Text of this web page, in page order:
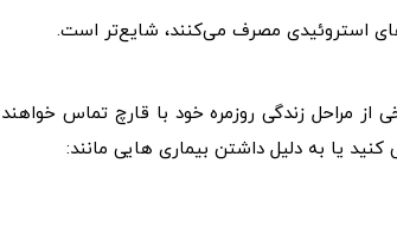
استروئیدی مصرف می‌کنند، شایع‌تر است.
مراحل زندگی روزمره خود با قارچ تماس خواهند
یا به دلیل داشتن بیماری هایی مانند: